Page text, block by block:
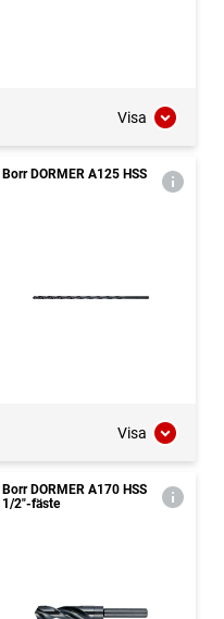
Visa
Borr DORMER A125 HSS
Visa
Borr DORMER A170 HSS
1/2"-fäste